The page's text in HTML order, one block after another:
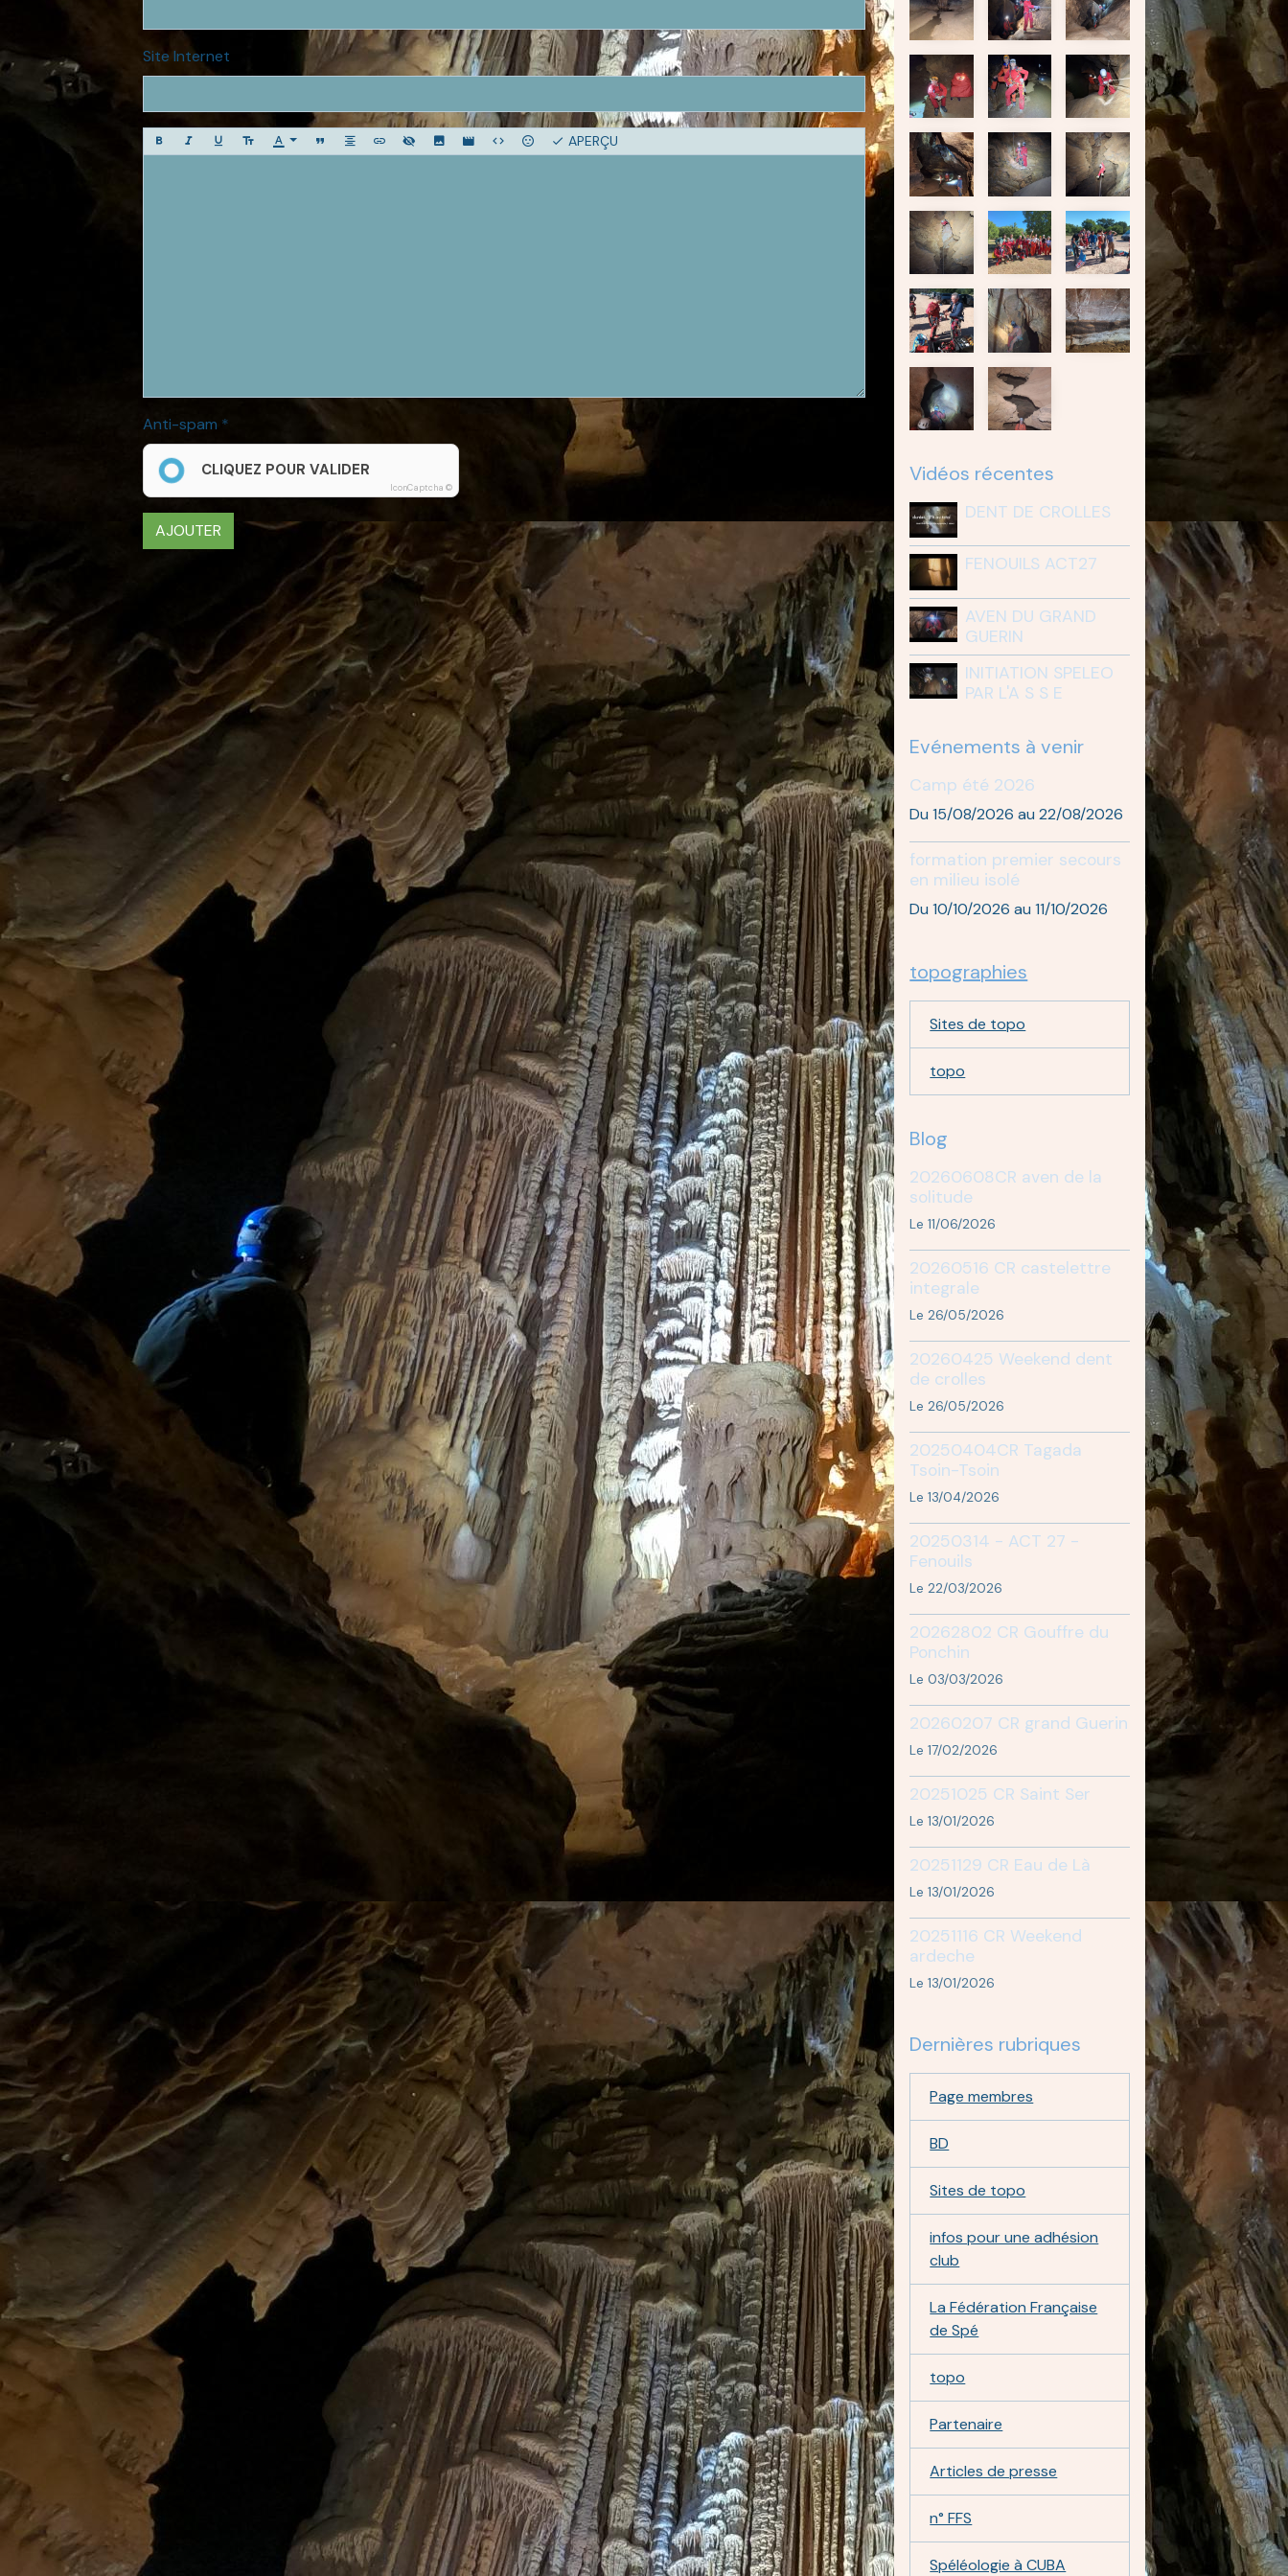
Site Internet
APERÇU
Anti-spam
CLIQUEZ POUR VALIDER
IconCaptcha ©
AJOUTER
Vidéos récentes
DENT DE CROLLES
FENOUILS ACT27
AVEN DU GRAND
GUERIN
INITIATION SPELEO
PAR L'A S S E
Evénements à venir
Camp été 2026
Du 15/08/2026 au 22/08/2026
formation premier secours
en milieu isolé
Du 10/10/2026 au 11/10/2026
topographies
Sites de topo
topo
Blog
20260608CR aven de la
solitude
Le 11/06/2026
20260516 CR castelettre
integrale
Le 26/05/2026
20260425 Weekend dent
de crolles
Le 26/05/2026
20250404CR Tagada
Tsoin-Tsoin
Le 13/04/2026
20250314 - ACT 27 -
Fenouils
Le 22/03/2026
20262802 CR Gouffre du
Ponchin
Le 03/03/2026
20260207 CR grand Guerin
Le 17/02/2026
20251025 CR Saint Ser
Le 13/01/2026
20251129 CR Eau de Là
Le 13/01/2026
20251116 CR Weekend
ardeche
Le 13/01/2026
Dernières rubriques
Page membres
BD
Sites de topo
infos pour une adhésion
club
La Fédération Française
de Spé
topo
Partenaire
Articles de presse
n° FFS
Spéléologie à CUBA